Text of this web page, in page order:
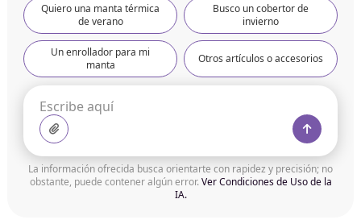
Quiero una manta térmica
de verano
Busco un cobertor de
invierno
Un enrollador para mi
manta
Otros artículos o accesorios
La información ofrecida busca orientarte con rapidez y precisión; no
obstante, puede contener algún error.Ver Condiciones de Uso de la
IA.